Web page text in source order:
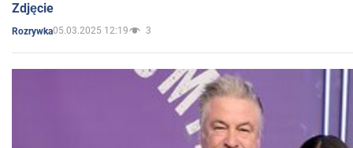
Zdjęcie
Rozrywka05.03.2025 12:19 3